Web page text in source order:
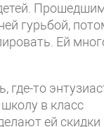
гурьбой,
Ей
то
в класс
ей скидки